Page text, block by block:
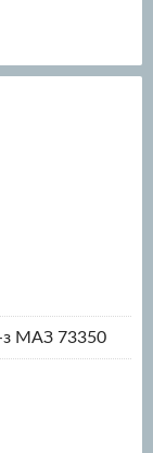
з МАЗ 73350